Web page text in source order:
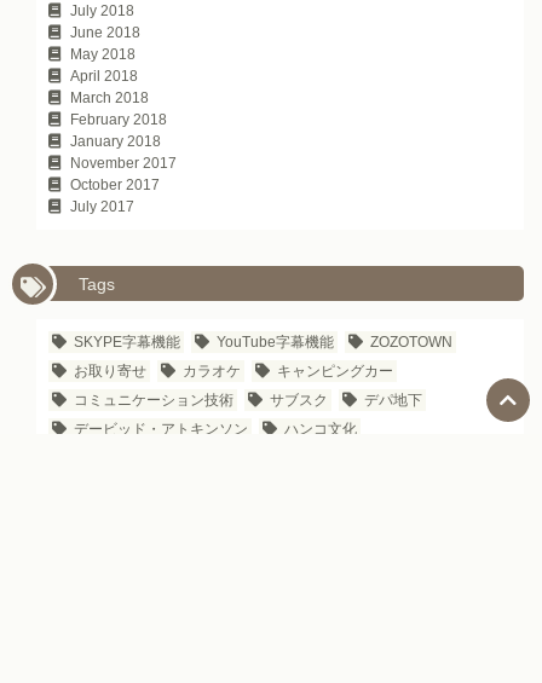
July 2018
June 2018
May 2018
April 2018
March 2018
February 2018
January 2018
November 2017
October 2017
July 2017
Tags
SKYPE字幕機能 YouTube字幕機能
ZOZOTOWN
お取り寄せ
カラオケ
キャンピングカー
コミュニケーション技術
サブスク
デパ地下
デービッド・アトキンソン
ハンコ文化